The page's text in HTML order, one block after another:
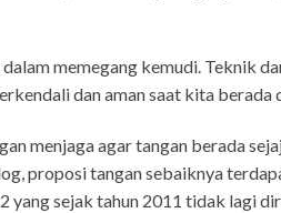
memegang kemudi. Teknik
dan aman saat kita berada
menjaga agar tangan berada
proposi tangan sebaiknya
yang sejak tahun 2011 tidak lagi